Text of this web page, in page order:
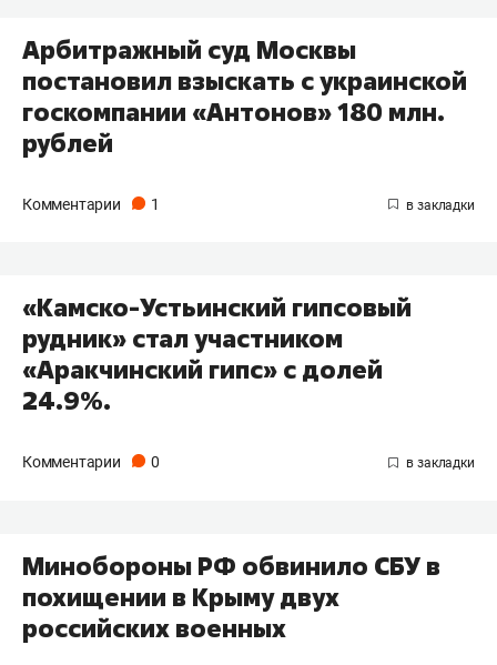
Арбитражный суд Москвы
постановил взыскать с украинской
госкомпании «Антонов» 180 млн.
рублей
Комментарии 1
«Камско-Устьинский гипсовый
рудник» стал участником
«Аракчинский гипс» с долей
24.9%.
Комментарии 0
Минобороны РФ обвинило СБУ в
похищении в Крыму двух
российских военных